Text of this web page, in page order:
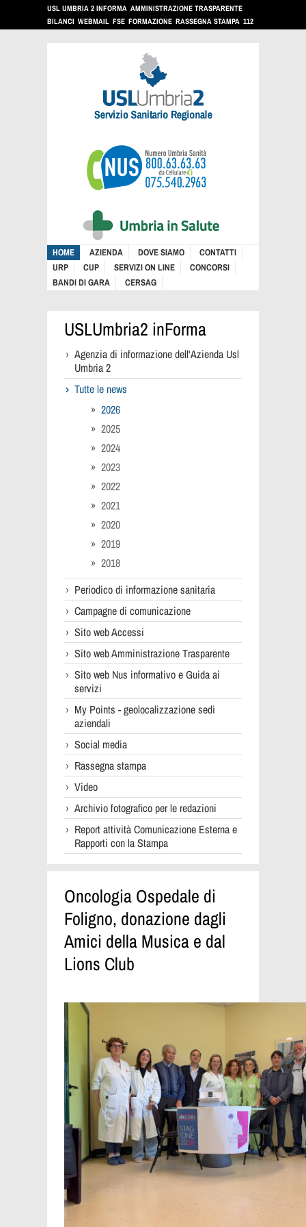
USL UMBRIA 2 INFORMA AMMINISTRAZIONE TRASPARENTE
BILANCI WEBMAIL FSE FORMAZIONE RASSEGNA STAMPA 112
HOME AZIENDA DOVE SIAMO
CONTATTI
URP
CUP SERVIZI ON LINE
CONCORSI
BANDI DI GARA
CERSAG
USLUmbria2 inForma
Agenzia di informazione dell'Azienda Usl
Umbria 2
Tutte le news
2026
2025
2024
2023
2022
2021
2020
2019
2018
Periodico di informazione sanitaria
Campagne di comunicazione
Sito web Accessi
Sito web Amministrazione Trasparente
Sito web Nus informativo e Guida ai
servizi
My Points - geolocalizzazione sedi
aziendali
Social media
Rassegna stampa
Video
Archivio fotografico per le redazioni
Report attività Comunicazione Esterna e
Rapporti con la Stampa
Oncologia Ospedale di
Foligno, donazione dagli
Amici della Musica e dal
Lions Club